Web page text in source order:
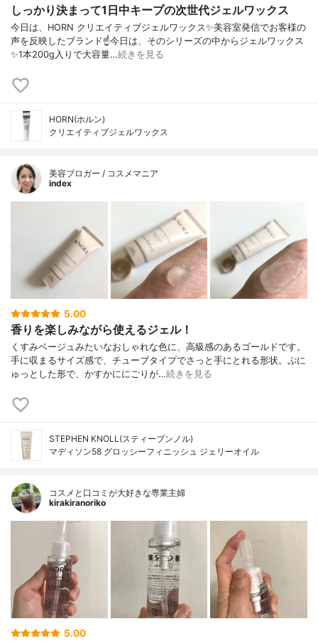
しっかり決まって1日中キープの次世代ジェルワックス
今日は、HORN クリエイティブジェルワックス✨美容室発信でお客様の
声を反映したブランド☝️今日は、そのシリーズの中からジェルワックス
✨1本200g入りで大容量…続きを見る
HORN(ホルン)
クリエイティブジェルワックス
美容ブロガー / コスメマニア
index
5.00
香りを楽しみながら使えるジェル！
くすみベージュみたいなおしゃれな色に、高級感のあるゴールドです。
手に収まるサイズ感で、チューブタイプでさっと手にとれる形状。ぷに
ゅっとした形で、かすかににごりが…続きを見る
STEPHEN KNOLL(スティーブンノル)
マディソン58 グロッシーフィニッシュ ジェリーオイル
コスメと口コミが大好きな専業主婦
kirakiranoriko
5.00